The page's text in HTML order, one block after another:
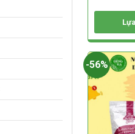
Sản
phẩm
này
nhiều
biến
-56%